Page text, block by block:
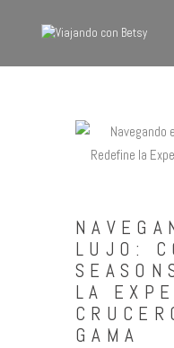
América
Asia
Quienes Somos
Contacto
LUJO:
LA
GAMA